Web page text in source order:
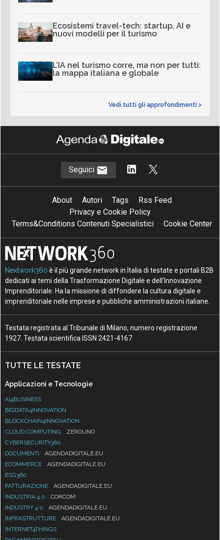
Ecosistemi travel-tech: startup, AI e
nuovi modelli per il turismo
L’IA nel turismo corre, ma non per tutti:
la mappa italiana e globale
Vedi tutti gli approfondimenti >
Seguici
About Autori Tags
Rss Feed
Privacy e Cookie Policy
Terms&Conditions Contenuti Specialistici
Cookie Center
Nextwork360 è il più grande network in Italia di testate e portali B2B
dedicati ai temi della Trasformazione Digitale e dell’Innovazione
Imprenditoriale. Ha la missione di diffondere la cultura digitale e
imprenditoriale nelle imprese e pubbliche amministrazioni italiane.
Testata registrata al Tribunale di Milano, numero registrazione
1927. Testata scientifica ISSN 2421-4167
TUTTE LE TESTATE
Applicazioni e Tecnologie
AI4BUSINESS
BIGDATA4INNOVATION
BLOCKCHAIN4INNOVATION
CLOUD COMPUTING
ZEROUNO
CYBERSECURITY360
DOCUMENTI
AGENDADIGITALE.EU
ECOMMERCE
AGENDADIGITALE.EU
ESG360
FATTURAZIONE
AGENDADIGITALE.EU
INDUSTRIA 4.0
CORCOM
INDUSTRY 4.0
AGENDADIGITALE.EU
INFRASTRUTTURE
AGENDADIGITALE.EU
INTERNET4THINGS